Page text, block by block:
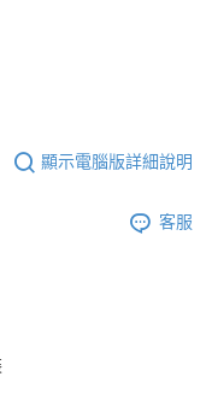
顯示電腦版詳細說明
客服